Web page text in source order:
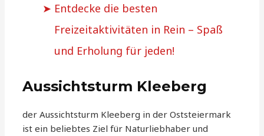
Entdecke die besten
Freizeitaktivitäten in Rein – Spaß
und Erholung für jeden!
Aussichtsturm Kleeberg
der Aussichtsturm Kleeberg in der Oststeiermark
ist ein beliebtes Ziel für Naturliebhaber und